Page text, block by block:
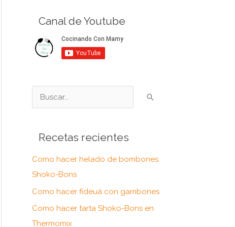
Canal de Youtube
u
Recetas recientes
Como hacer helado de bombones
Shoko-Bons
Como hacer fideuá con gambones
Como hacer tarta Shoko-Bons en
Thermomix